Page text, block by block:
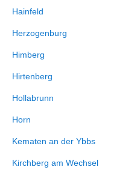
Hainfeld
Herzogenburg
Himberg
Hirtenberg
Hollabrunn
Horn
Kematen an der Ybbs
Kirchberg am Wechsel